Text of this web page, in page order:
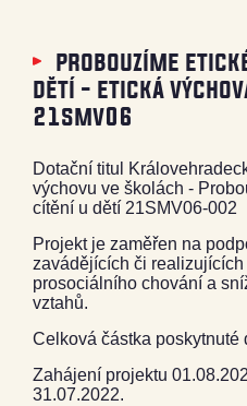
probouzíme
dětí - etická
21smv06
Dotační titul
výchovu ve školách -
cítění u dětí 21SMV06-002
Projekt je zaměřen na
zavádějících či
prosociálního chování a
vztahů.
Celková částka poskytnuté
Zahájení projektu
31.07.2022.